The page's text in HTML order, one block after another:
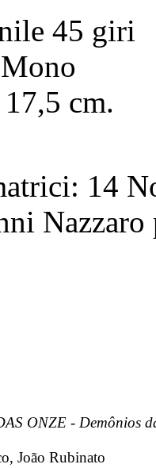
45 giri
17,5 cm.
14
ONZE - Demônios
João Rubinato